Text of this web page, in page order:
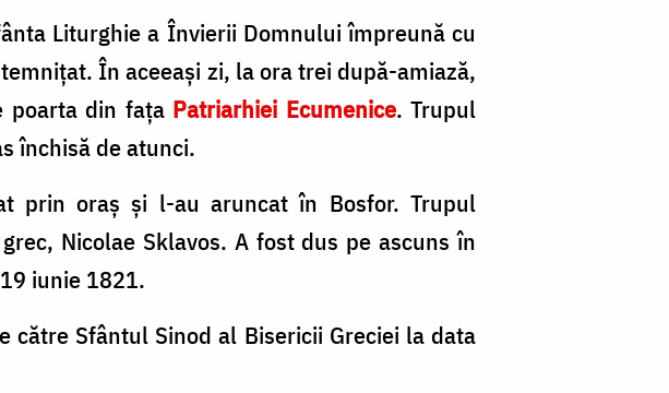
Liturghie a Învierii Domnului împreună cu
În aceeași zi, la ora trei după-amiază,
poarta din fața Patriarhiei Ecumenice. Trupul
închisă de atunci.
oraș și l-au aruncat în Bosfor. Trupul
Nicolae Sklavos. A fost dus pe ascuns în
iunie 1821.
Sfântul Sinod al Bisericii Greciei la data